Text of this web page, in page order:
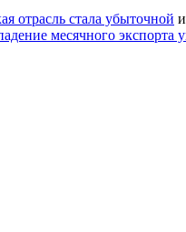
отрасль стала убыточной
месячного экспорта